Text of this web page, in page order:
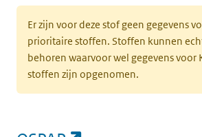
Er zijn voor deze stof geen gegevens
prioritaire stoffen. Stoffen kunnen
behoren waarvoor wel gegevens voor
stoffen zijn opgenomen.